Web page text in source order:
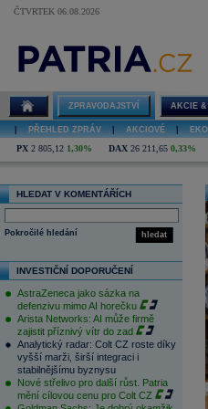
ČTVRTEK 06.08.2026
ZPRAVODAJSTVÍ AKCIE &
PŘEHLED ZPRÁV AKCIOVÉ
PX 2 805,12 1,30% DAX 26 211,65 0,33%
HLEDAT V KOMENTÁŘÍCH
hledat
Pokročilé hledání
INVESTIČNÍ DOPORUČENÍ
AstraZeneca jako sázka na
defenzivu mimo AI horečku
Arista Networks: AI může firmě
zajistit příznivý vítr do zad
Analytický radar: Colt CZ roste díky
vyšší marži, širší integraci i
stabilnějšímu byznysu
Nové střelivo pro další růst. Patria
mění cílovou cenu pro Colt CZ